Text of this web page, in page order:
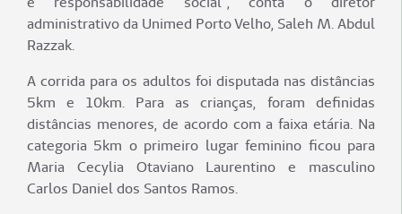
administrativo da Unimed Porto Velho, Saleh M. Abdul
Razzak.
A corrida para os adultos foi disputada nas distâncias
5km e 10km. Para as crianças, foram definidas
distâncias menores, de acordo com a faixa etária. Na
categoria 5km o primeiro lugar feminino ficou para
Maria Cecylia Otaviano Laurentino e masculino
Carlos Daniel dos Santos Ramos.